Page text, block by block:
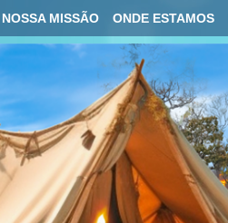
NOSSA MISSÃO ONDE ESTAMOS